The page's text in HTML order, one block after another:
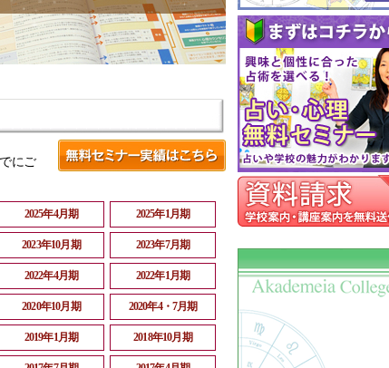
にご
2025年4月期 2025年1月期
2023年10月期 2023年7月期
2022年4月期 2022年1月期
2020年10月期 2020年4・7月期
2019年1月期 2018年10月期